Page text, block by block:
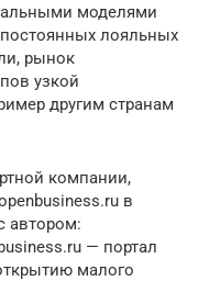
моделями
лояльных
рынок
узкой
другим странам
компании,
в
автором:
— портал
малого